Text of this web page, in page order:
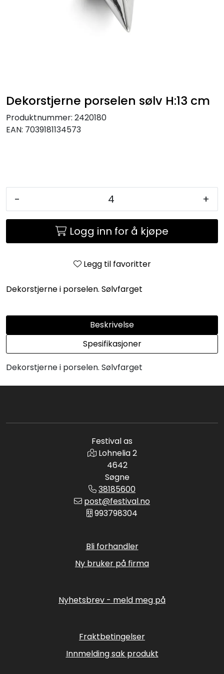
Dekorstjerne porselen sølv H:13 cm
Produktnummer: 2420180
EAN: 7039181134573
- +
Logg inn for å kjøpe
Legg til favoritter
Dekorstjerne i porselen. Sølvfarget
Beskrivelse
Spesifikasjoner
Dekorstjerne i porselen. Sølvfarget
Festival as
Lohnelia 2
4642
Søgne
38185600
post@festival.no
993798304
Bli forhandler
Ny bruker på firma
Nyhetsbrev - meld meg på
Fraktbetingelser
Innmelding sak produkt
JUL